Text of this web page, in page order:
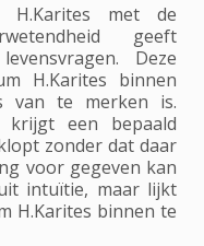
H.Karites met de
geeft
Deze
H.Karites binnen
van te merken is.
krijgt een bepaald
zonder dat daar
voor gegeven kan
intuïtie, maar lijkt
H.Karites binnen te